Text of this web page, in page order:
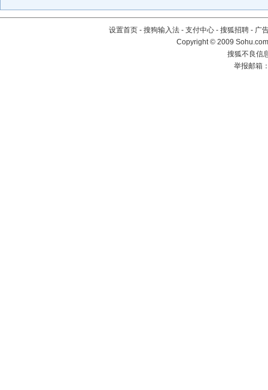
设置首页 - 搜狗输入法 - 支付中心 - 搜狐招聘 - 广
Copyright © 2009
搜狐不良信
举报邮箱